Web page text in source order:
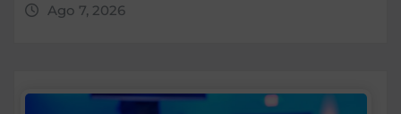
Ago 7, 2026